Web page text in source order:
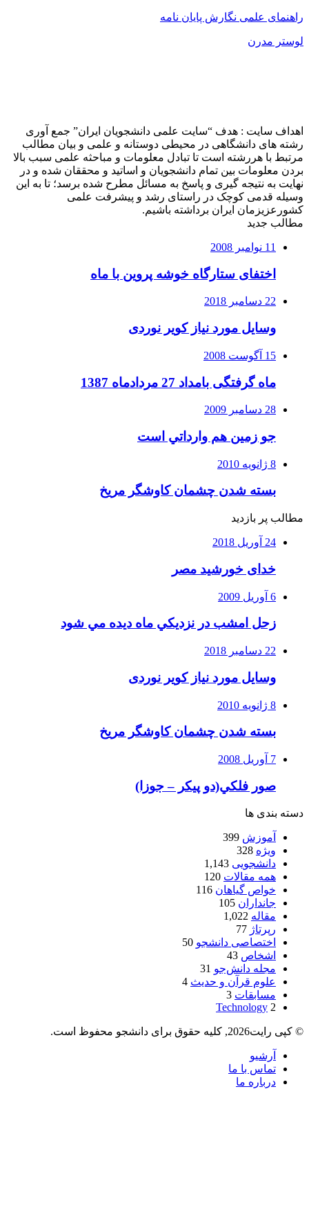
راهنمای علمی نگارش پایان نامه
لوستر مدرن
اهداف سایت : هدف “سایت علمی دانشجویان ایران” جمع آوری
رشته های دانشگاهی در محیطی دوستانه و علمی و بیان مطالب
مرتبط با هررشته است تا تبادل معلومات و مباحثه علمی سبب بالا
بردن معلومات بین تمام دانشجویان و اساتید و محققان شده و در
نهایت به نتیجه گیری و پاسخ به مسائل مطرح شده برسد؛ تا به این
وسیله قدمی کوچک در راستای رشد و پیشرفت علمی
کشورعزیزمان ایران برداشته باشیم.
مطالب جدید
11 نوامبر 2008
اختفای ستارگاه خوشه پروین با ماه
22 دسامبر 2018
وسایل مورد نیاز کویر نوردی
15 آگوست 2008
ماه گرفتگی بامداد 27 مردادماه 1387
28 دسامبر 2009
جو زمين هم وارداتي است
8 ژانویه 2010
بسته شدن چشمان کاوشگر مريخ
مطالب پر بازدید
24 آوریل 2018
خدای خورشید مصر
6 آوریل 2009
زحل امشب در نزديكي ماه ديده مي شود
22 دسامبر 2018
وسایل مورد نیاز کویر نوردی
8 ژانویه 2010
بسته شدن چشمان کاوشگر مريخ
7 آوریل 2008
صور فلكي(دو پیکر – جوزا)
دسته بندی ها
آموزش 399
ویژه 328
دانشجویی 1,143
همه مقالات 120
خواص گیاهان 116
جانداران 105
مقاله 1,022
رپرتاژ 77
اختصاصی دانشجو 50
اشخاص 43
مجله دانش‌جو 31
علوم قرآن و حدیث 4
مسابقات 3
Technology 2
© کپی رایت2026, کلیه حقوق برای دانشجو محفوظ است.
آرشیو
تماس با ما
درباره ما